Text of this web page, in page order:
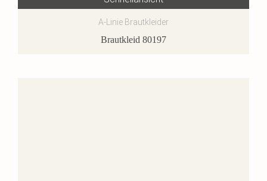
A-Linie Brautkleider
Brautkleid 80197